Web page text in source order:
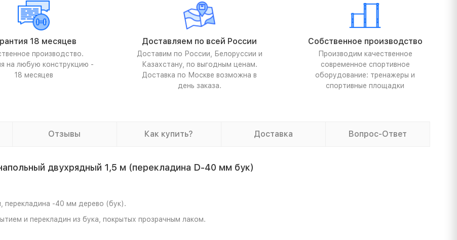
18 месяцев
производство.
на любую конструкцию -
18 месяцев
Доставляем по всей России
Доставим по России, Белоруссии и
Казахстану, по выгодным ценам.
Доставка по Москве возможна в
день заказа.
Собственное производство
Производим качественное
современное спортивное
оборудование: тренажеры и
спортивные площадки
Отзывы Как купить? Доставка Вопрос-Ответ
двухрядный 1,5 м (перекладина D-40 мм бук)
перекладина -40 мм дерево (бук).
и перекладин из бука, покрытых прозрачным лаком.